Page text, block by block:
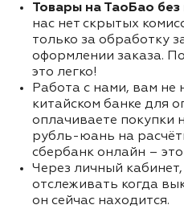
Товары на ТаоБао без
нас нет скрытых
только за обработку
оформлении заказа.
это легко!
Работа с нами, вам не
китайском банке для
оплачиваете покупки
рубль-юань на
сбербанк онлайн –
Через личный
отслеживать когда
он сейчас находится.